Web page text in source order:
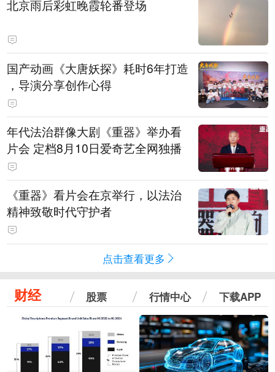
北京雨后彩虹晚霞轮番登场
国产动画《大唐妖探》耗时6年打造
，导演分享创作心得
年代法治群像大剧《重器》举办看
片会 定档8月10日爱奇艺全网独播
《重器》看片会在京举行，以法治
精神致敬时代守护者
点击查看更多
财经 股票 行情中心 下载APP